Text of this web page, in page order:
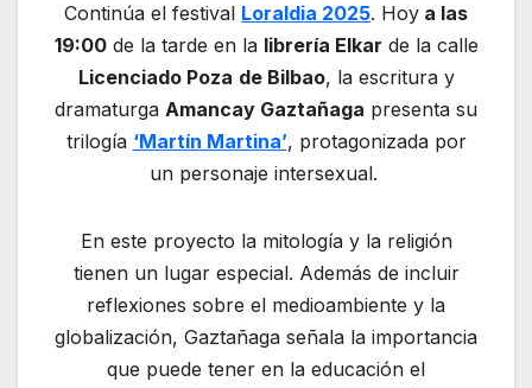
Continúa el festival Loraldia 2025. Hoy a las
19:00de la tarde en la librería Elkar de la calle
Licenciado Poza de Bilbao, la escritura y
dramaturga Amancay Gaztañaga presenta su
trilogía ‘Martín Martina’, protagonizada por
un personaje intersexual.
En este proyecto la mitología y la religión
tienen un lugar especial. Además de incluir
reflexiones sobre el medioambiente y la
globalización, Gaztañaga señala la importancia
que puede tener en la educación el